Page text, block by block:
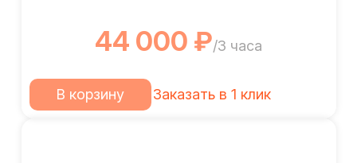
44 000 ₽/3 часа
В корзину Заказать в 1 клик